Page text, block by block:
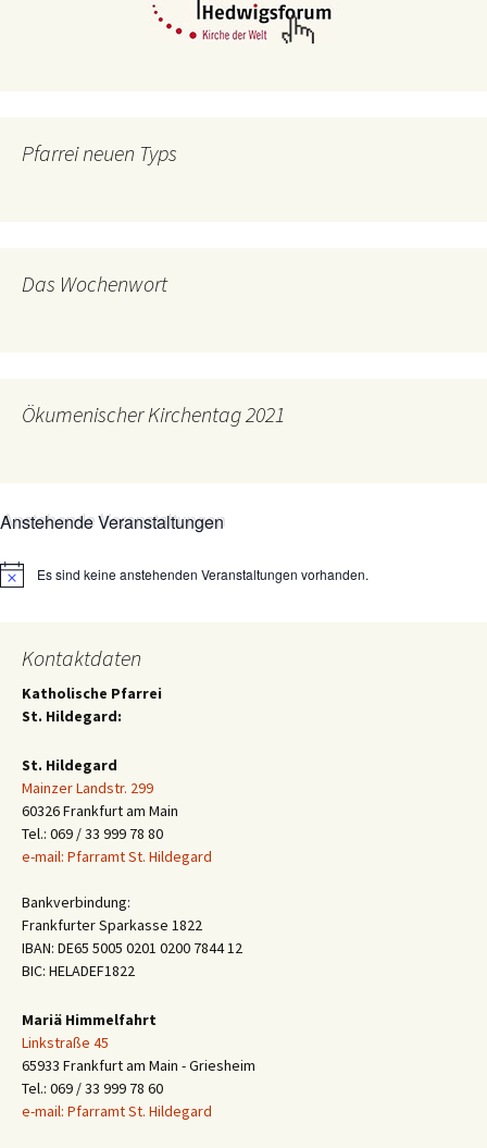
Pfarrei neuen Typs
Das Wochenwort
Ökumenischer Kirchentag 2021
Anstehende Veranstaltungen
HinweisEs sind keine anstehenden Veranstaltungen vorhanden.
Kontaktdaten
Katholische Pfarrei
St. Hildegard:
St. Hildegard
Mainzer Landstr. 299
60326 Frankfurt am Main
Tel.: 069 / 33 999 78 80
e-mail: Pfarramt St. Hildegard
Bankverbindung:
Frankfurter Sparkasse 1822
IBAN: DE65 5005 0201 0200 7844 12
BIC: HELADEF1822
Mariä Himmelfahrt
Linkstraße 45
65933 Frankfurt am Main - Griesheim
Tel.: 069 / 33 999 78 60
e-mail: Pfarramt St. Hildegard